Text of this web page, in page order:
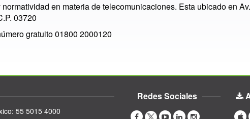
en materia de telecomunicaciones. Esta ubicado en
03720
gratuito 01800 2000120
55 5015 4000
Redes Sociales